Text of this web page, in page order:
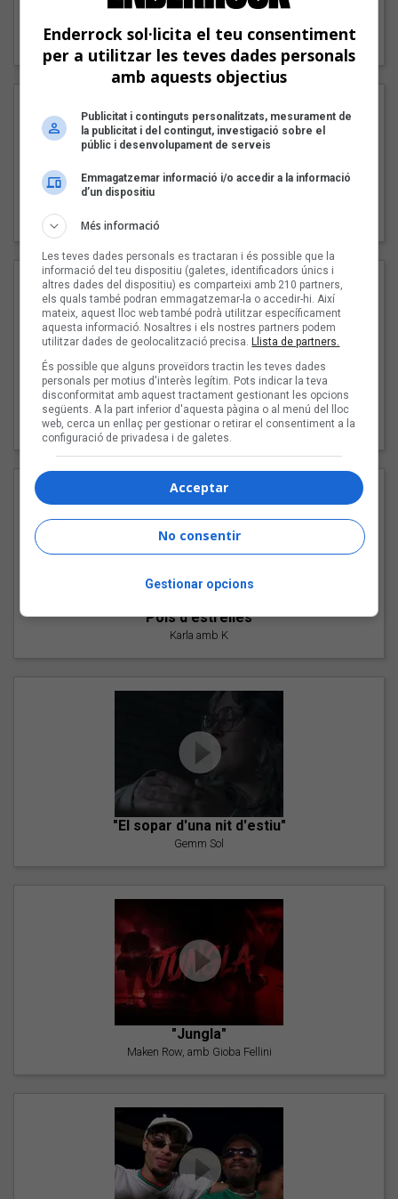
"Lo bueno y lo malo"
Carmen y María
Pep Álvarez amb Joan Muntaner (Xanguito)
"Les cabres"
94 Rules amb Compte
"Pols d'estrelles"
Karla amb K
"El sopar d'una nit d'estiu"
Gemm Sol
"Jungla"
Maken Row, amb Gioba Fellini
Enderrock sol·licita el teu consentiment
per a utilitzar les teves dades personals
amb aquests objectius
Publicitat i continguts personalitzats, mesurament de
la publicitat i del contingut, investigació sobre el
públic i desenvolupament de serveis
Emmagatzemar informació i/o accedir a la informació
d’un dispositiu
Més informació
Les teves dades personals es tractaran i és possible que la
informació del teu dispositiu (galetes, identificadors únics i
altres dades del dispositiu) es comparteixi amb 210 partners,
els quals també podran emmagatzemar-la o accedir-hi. Així
mateix, aquest lloc web també podrà utilitzar específicament
aquesta informació. Nosaltres i els nostres partners podem
utilitzar dades de geolocalització precisa.Llista de partners.
És possible que alguns proveïdors tractin les teves dades
personals per motius d'interès legítim. Pots indicar la teva
disconformitat amb aquest tractament gestionant les opcions
següents. A la part inferior d'aquesta pàgina o al menú del lloc
web, cerca un enllaç per gestionar o retirar el consentiment a la
configuració de privadesa i de galetes.
Acceptar
No consentir
Gestionar opcions